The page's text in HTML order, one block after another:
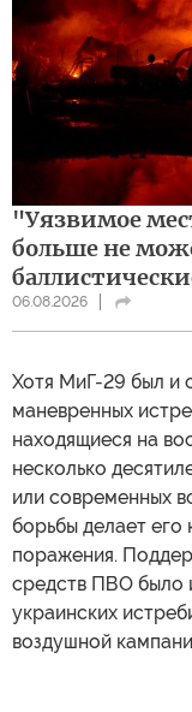
"Уязвимое
больше не
06.08.2026
Хотя МиГ-29 был и
маневренных
находящиеся на
несколько
или современных
борьбы делает его
поражения.
средств ПВО было
украинских
воздушной